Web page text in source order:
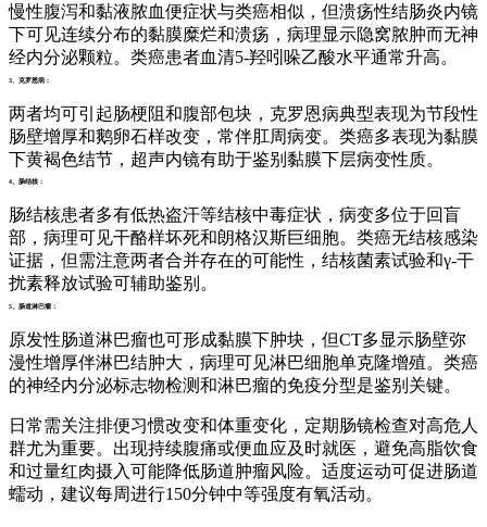
慢性腹泻和黏液脓血便症状与类癌相似，但溃疡性结肠炎内镜
下可见连续分布的黏膜糜烂和溃疡，病理显示隐窝脓肿而无神
经内分泌颗粒。类癌患者血清5-羟吲哚乙酸水平通常升高。
3、克罗恩病：
两者均可引起肠梗阻和腹部包块，克罗恩病典型表现为节段性
肠壁增厚和鹅卵石样改变，常伴肛周病变。类癌多表现为黏膜
下黄褐色结节，超声内镜有助于鉴别黏膜下层病变性质。
4、肠结核：
肠结核患者多有低热盗汗等结核中毒症状，病变多位于回盲
部，病理可见干酪样坏死和朗格汉斯巨细胞。类癌无结核感染
证据，但需注意两者合并存在的可能性，结核菌素试验和γ-干
扰素释放试验可辅助鉴别。
5、肠道淋巴瘤：
原发性肠道淋巴瘤也可形成黏膜下肿块，但CT多显示肠壁弥
漫性增厚伴淋巴结肿大，病理可见淋巴细胞单克隆增殖。类癌
的神经内分泌标志物检测和淋巴瘤的免疫分型是鉴别关键。
日常需关注排便习惯改变和体重变化，定期肠镜检查对高危人
群尤为重要。出现持续腹痛或便血应及时就医，避免高脂饮食
和过量红肉摄入可能降低肠道肿瘤风险。适度运动可促进肠道
蠕动，建议每周进行150分钟中等强度有氧活动。